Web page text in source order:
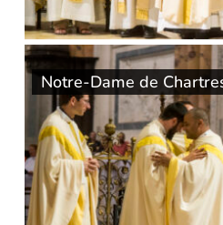
Notre-Dame de